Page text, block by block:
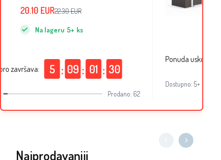
20.10 EUR22.30EUR
Na lageru 5+ ks
završava: 5 : 09 : 01 : 29
Prodano: 62
Ponuda uskoro
Dostupno: 5+
Najprodavaniji